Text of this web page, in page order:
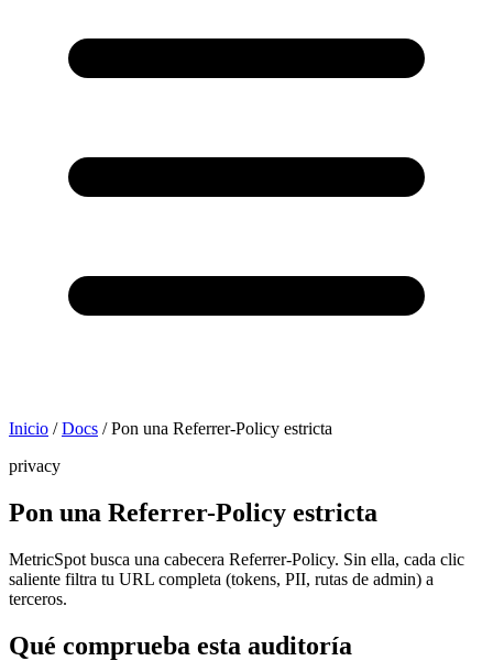
Inicio / Docs / Pon una Referrer-Policy estricta
privacy
Pon una Referrer-Policy estricta
MetricSpot busca una cabecera Referrer-Policy. Sin ella, cada clic
saliente filtra tu URL completa (tokens, PII, rutas de admin) a
terceros.
Qué comprueba esta auditoría